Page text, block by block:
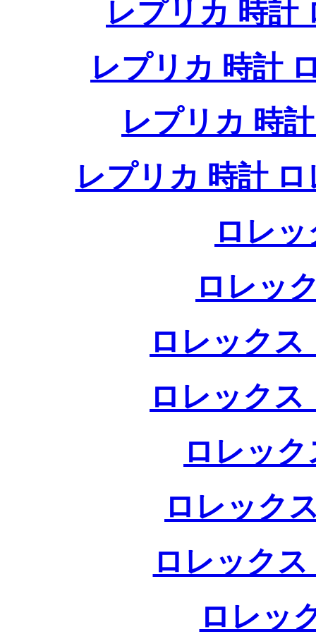
レプリカ 時計
レプリカ 時計
レプリカ 時
レプリカ 時計
ロレ
ロレッ
ロレックス
ロレックス
ロレッ
ロレック
ロレック
ロレッ